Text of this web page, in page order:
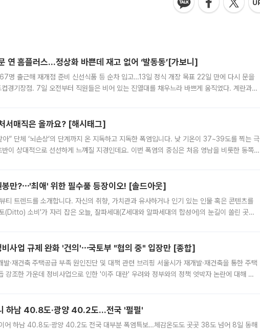
연 홈플러스…정상화 바쁜데 재고 없어 ‘발동동’[가보니]
명 출근해 재개점 준비 신선식품 등 순차 입고…13일 정식 개장 목표 22일 만에 다시 문을
경기장점. 7일 오전부터 직원들은 비어 있는 진열대를 채우느라 바쁘게 움직였다. 계란과
서매직은 올까요? [해시태그]
” 단체 ‘뇌손상’의 단계까지 온 지독하고 지독한 폭염입니다. 낮 기온이 37~39도를 찍는 극
이 상대적으로 선선하게 느껴질 지경인데요. 이번 폭염의 중심은 처음 영남을 비롯한 동쪽
봉만?⋯'최애' 위한 필수품 등장이오! [솔드아웃]
티 트렌드를 소개합니다. 자신의 취향, 가치관과 유사하거나 인기 있는 인물 혹은 콘텐츠를
(Ditto) 소비'가 자리 잡은 오늘, 잘파세대(Z세대와 알파세대의 합성어)의 눈길이 쏠린 곳은
비사업 규제 완화 '건의'⋯국토부 "협의 중" 입장만 [종합]
발·재건축 주택공급 부족 원인진단 및 대책 관련 브리핑 서울시가 재개발·재건축을 통한 주택
강조한 가운데 정비사업으로 인한 '이주 대란' 우려와 정부와의 정책 엇박자 논란에 대해 정
하남 40.8도·광양 40.2도…전국 '펄펄'
어 하남 40.8도·광양 40.2도 전국 대부분 폭염특보…체감온도도 곳곳 38도 넘어 8일 동해